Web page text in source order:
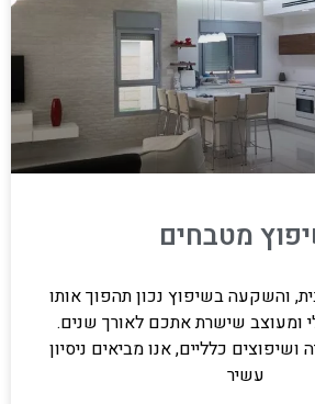
מטבחים
והשקעה בשיפוץ נכון תהפוך אותו
ומעוצב שישרת אתכם לאורך שנים.
ושיפוצים כלליים, אנו מביאים ניסיון
עשיר